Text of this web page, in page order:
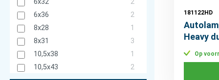
6x32
2
6x36
2
8x28
1
8x31
3
10,5x38
1
10,5x43
2
181122HD
Heavy
Op